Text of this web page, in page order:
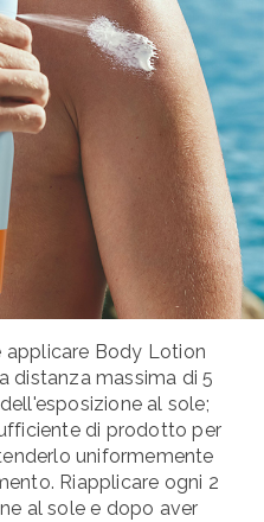
applicare Body Lotion
distanza massima di 5
al sole;
di prodotto per
uniformemente
Riapplicare ogni 2
al sole e dopo aver